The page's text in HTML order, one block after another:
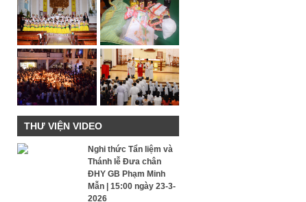
THƯ VIỆN VIDEO
Nghi thức Tẩn liệm và
Thánh lễ Đưa chân
ĐHY GB Phạm Minh
Mẫn | 15:00 ngày 23-3-
2026